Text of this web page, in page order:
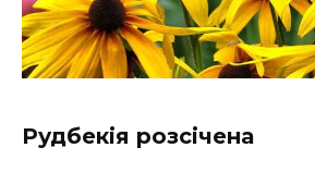
Рудбекія розсічена